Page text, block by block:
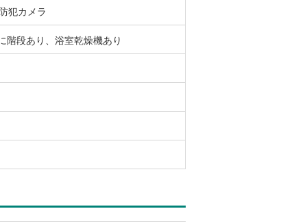
犯カメラ
階段あり、浴室乾燥機あり